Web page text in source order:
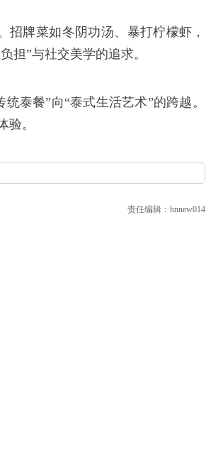
招牌菜如冬阴功汤、暴打柠檬虾，
担”与社交美学的追求。
泰餐”向“泰式生活艺术”的跨越。
。
责任编辑：hnnew014